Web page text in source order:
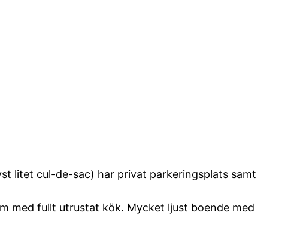
litet cul-de-sac) har privat parkeringsplats samt
med fullt utrustat kök. Mycket ljust boende med